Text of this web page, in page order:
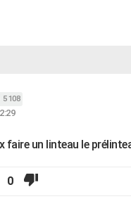
5 108
faire un linteau le
0